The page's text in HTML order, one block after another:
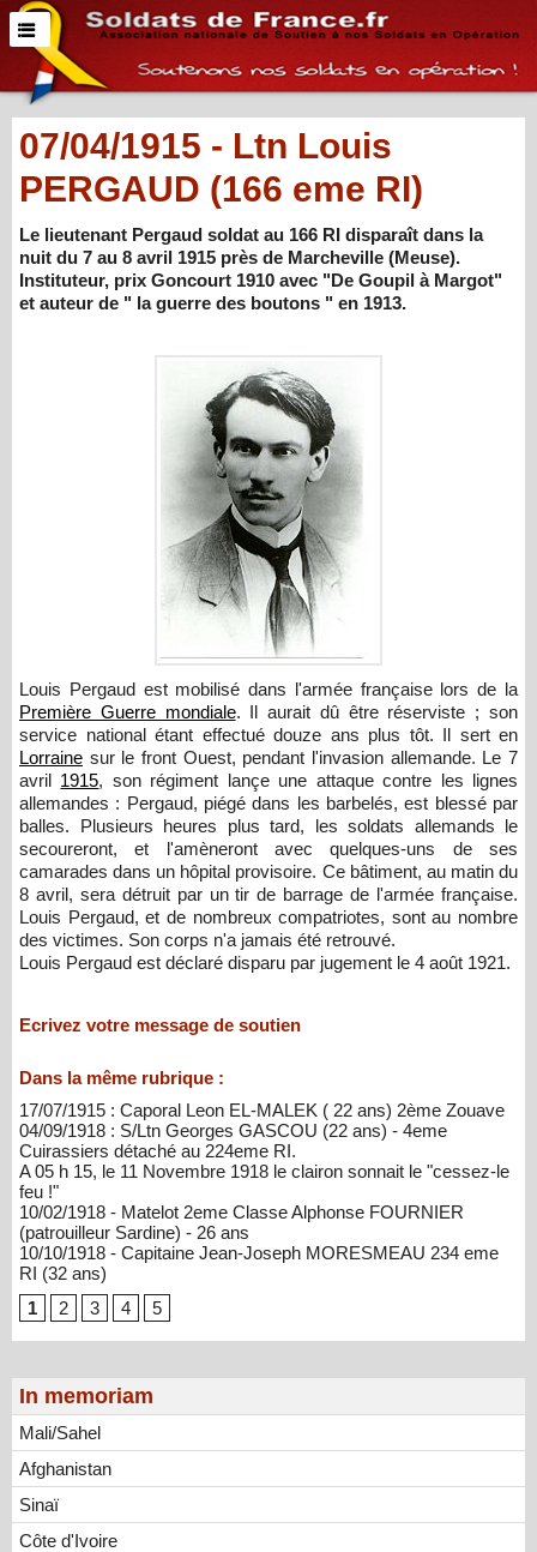
In memoriam
Mali/Sahel
Afghanistan
Sinaï
Côte d'Ivoire
07/04/1915 - Ltn Louis
PERGAUD (166 eme RI)
Le lieutenant Pergaud soldat au 166 RI disparaît dans la
nuit du 7 au 8 avril 1915 près de Marcheville (Meuse).
Instituteur, prix Goncourt 1910 avec "De Goupil à Margot"
et auteur de " la guerre des boutons " en 1913.
Louis Pergaud est mobilisé dans l'armée française lors de la
Première Guerre mondiale. Il aurait dû être réserviste ; son
service national étant effectué douze ans plus tôt. Il sert en
Lorraine sur le front Ouest, pendant l'invasion allemande. Le 7
avril 1915, son régiment lançe une attaque contre les lignes
allemandes : Pergaud, piégé dans les barbelés, est blessé par
balles. Plusieurs heures plus tard, les soldats allemands le
secoureront, et l'amèneront avec quelques-uns de ses
camarades dans un hôpital provisoire. Ce bâtiment, au matin du
8 avril, sera détruit par un tir de barrage de l'armée française.
Louis Pergaud, et de nombreux compatriotes, sont au nombre
des victimes. Son corps n'a jamais été retrouvé.
Louis Pergaud est déclaré disparu par jugement le 4 août 1921.
Ecrivez votre message de soutien
Dans la même rubrique :
17/07/1915 : Caporal Leon EL-MALEK ( 22 ans) 2ème Zouave
04/09/1918 : S/Ltn Georges GASCOU (22 ans) - 4eme
Cuirassiers détaché au 224eme RI.
A 05 h 15, le 11 Novembre 1918 le clairon sonnait le "cessez-le
feu !"
10/02/1918 - Matelot 2eme Classe Alphonse FOURNIER
(patrouilleur Sardine) - 26 ans
10/10/1918 - Capitaine Jean-Joseph MORESMEAU 234 eme
RI (32 ans)
1
2 3 4 5